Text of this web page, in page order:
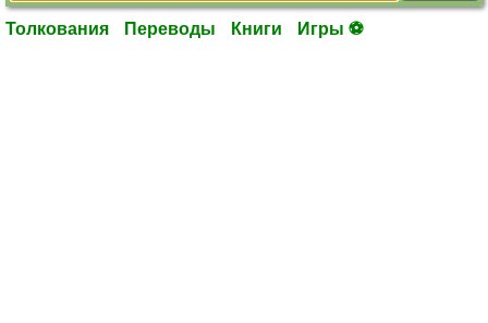
Толкования Переводы Книги Игры ⚽